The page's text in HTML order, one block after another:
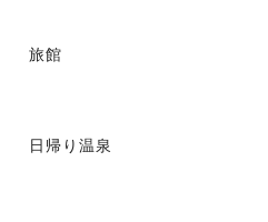
旅館
日帰り温泉